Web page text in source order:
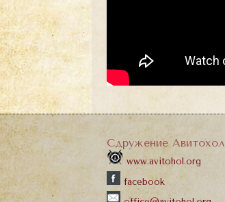
Сдружение Авитохол
www.avitohol.org
facebook